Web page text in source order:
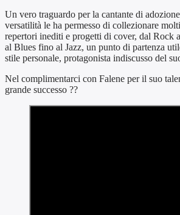
Un vero traguardo per la cantante di
versatilità le ha permesso di collezionare
repertori inediti e progetti di cover, dal Rock
al Blues fino al Jazz, un punto di partenza
stile personale, protagonista indiscusso del
Nel complimentarci con Falene per il suo
grande successo ??